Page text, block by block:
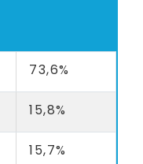
73,6%
15,8%
15,7%